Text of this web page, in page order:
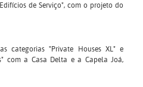
de Serviço", com o projeto do
categorias "Private Houses XL" e
com a Casa Delta e a Capela Joá,